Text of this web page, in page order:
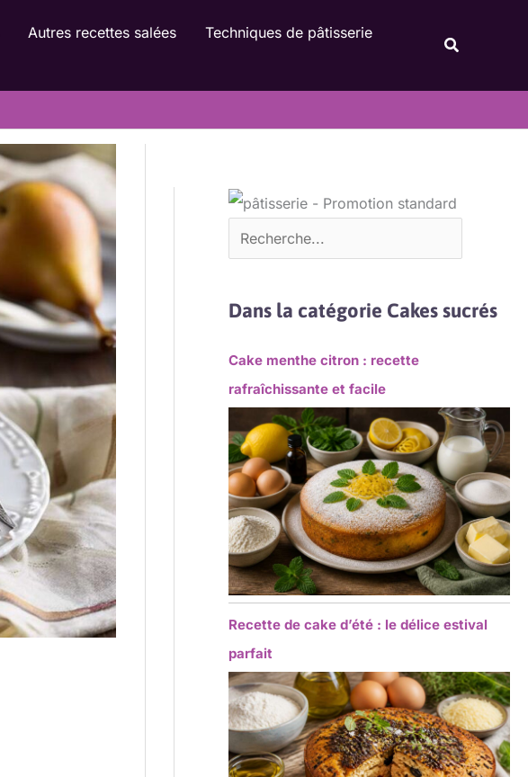
Autres recettes salées
Techniques de pâtisserie
Dans la catégorie Cakes sucrés
Cake menthe citron : recette
rafraîchissante et facile
Recette de cake d’été : le délice estival
parfait